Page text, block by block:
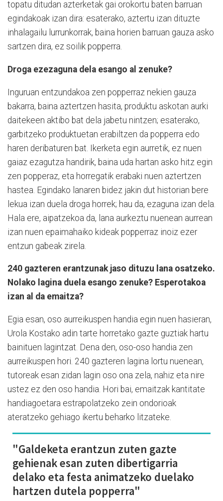
topatu ditudan azterketak gai orokortu baten barruan
egindakoak izan dira: esaterako, aztertu izan dituzte
inhalagailu lurrunkorrak, baina horien barruan gauza asko
sartzen dira, ez soilik popperra.
Droga ezezaguna dela esango al zenuke?
Inguruan entzundakoa zen popperraz nekien gauza
bakarra, baina aztertzen hasita, produktu askotan aurki
daitekeen aktibo bat dela jabetu nintzen; esaterako,
garbitzeko produktuetan erabiltzen da popperra edo
haren deribaturen bat. Ikerketa egin aurretik, ez nuen
gaiaz ezagutza handirik, baina uda hartan asko hitz egin
zen popperaz, eta horregatik erabaki nuen aztertzen
hastea. Egindako lanaren bidez jakin dut historian bere
lekua izan duela droga horrek; hau da, ezaguna izan dela.
Hala ere, aipatzekoa da, lana aurkeztu nuenean aurrean
izan nuen epaimahaiko kideak popperraz inoiz ezer
entzun gabeak zirela.
240 gazteren erantzunak jaso dituzu lana osatzeko.
Nolako lagina duela esango zenuke? Esperotakoa
izan al da emaitza?
Egia esan, oso aurreikuspen handia egin nuen hasieran,
Urola Kostako adin tarte horretako gazte guztiak hartu
bainituen lagintzat. Dena den, oso-oso handia zen
aurreikuspen hori. 240 gazteren lagina lortu nuenean,
tutoreak esan zidan lagin oso ona zela, nahiz eta nire
ustez ez den oso handia. Hori bai, emaitzak kantitate
handiagoetara estrapolatzeko zein ondorioak
ateratzeko gehiago ikertu beharko litzateke.
"Galdeketa erantzun zuten gazte
gehienak esan zuten dibertigarria
delako eta festa animatzeko duelako
hartzen dutela popperra"